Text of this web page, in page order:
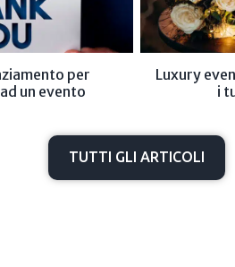
per
un evento
Luxury
i
TUTTI GLI ARTICOLI